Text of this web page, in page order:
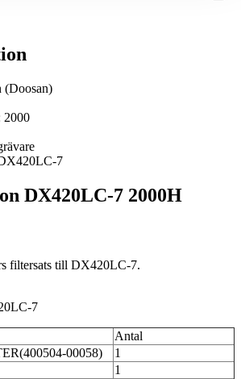
(Doosan)
2000
7
DX420LC-7 2000H
filtersats till DX420LC-7.
7
Antal
00058)
1
1